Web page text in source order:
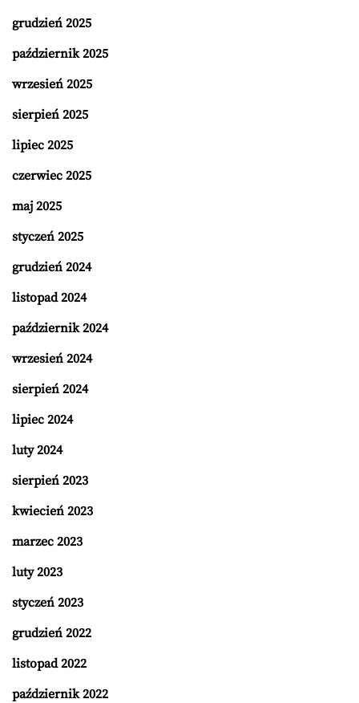
grudzień 2025
październik 2025
wrzesień 2025
sierpień 2025
lipiec 2025
czerwiec 2025
maj 2025
styczeń 2025
grudzień 2024
listopad 2024
październik 2024
wrzesień 2024
sierpień 2024
lipiec 2024
luty 2024
sierpień 2023
kwiecień 2023
marzec 2023
luty 2023
styczeń 2023
grudzień 2022
listopad 2022
październik 2022